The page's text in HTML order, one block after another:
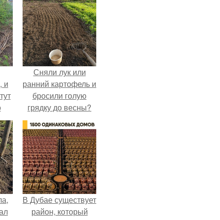
и
Сняли лук или
ранний картофель и
бросили голую
грядку до весны?
В Дубае существует
район, который